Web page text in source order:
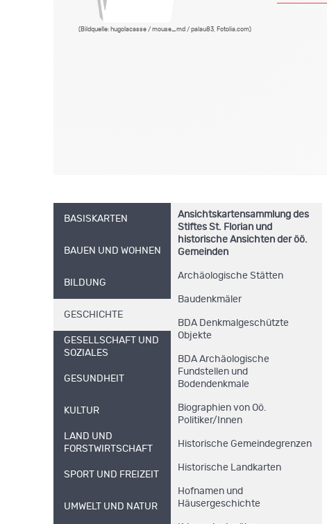
(Bildquelle: hugolacasse / mouse_md / palau83, Fotolia.com)
BASISKARTEN
BAUEN UND WOHNEN
BILDUNG
GESCHICHTE
Ansichtskartensammlung des
Stiftes St. Florian und
historische Ansichten der öö.
Gemeinden
Archäologische Stätten
Baudenkmäler
BDA Denkmalgeschützte
Objekte
BDA Archäologische
Fundstellen und
Bodendenkmale
Biographien von Oö.
Politiker/Innen
Historische Gemeindegrenzen
Historische Landkarten
Hofnamen und
Häusergeschichte
GESELLSCHAFT UND
SOZIALES
GESUNDHEIT
KULTUR
LAND UND
FORSTWIRTSCHAFT
SPORT UND FREIZEIT
UMWELT UND NATUR